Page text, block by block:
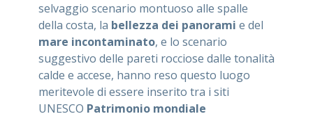
selvaggio scenario montuoso alle spalle
della costa, la bellezza dei panorami e del
mare incontaminato, e lo scenario
suggestivo delle pareti rocciose dalle tonalità
calde e accese, hanno reso questo luogo
meritevole di essere inserito tra i siti
UNESCO Patrimonio mondiale